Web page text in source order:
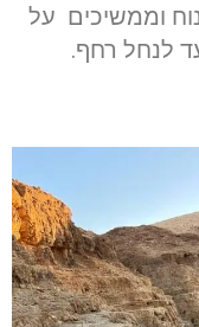
וממשיכים על
לנחל רחף.